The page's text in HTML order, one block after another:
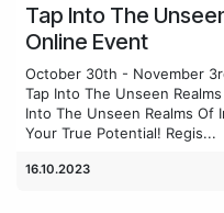
Tap Into The
Online Event​
October 30th - November
Tap Into The Unseen
Into The Unseen Realms Of
Your True Potential! Regis...
16.10.2023